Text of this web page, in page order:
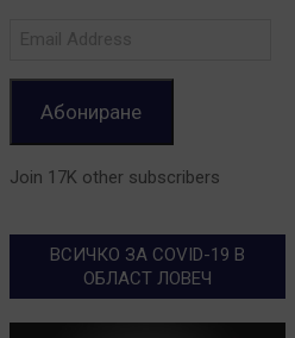
Абониране
Join 17K other subscribers
ВСИЧКО ЗА COVID-19 В
ОБЛАСТ ЛОВЕЧ